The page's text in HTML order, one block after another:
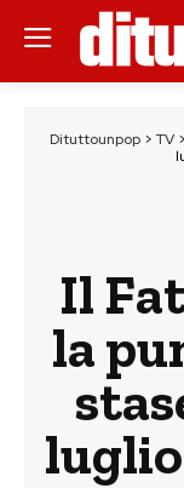
Dituttounpop > TV >
Il
la
luglio